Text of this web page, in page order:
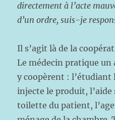
directement à l’acte
d’un ordre, suis-je
Il s’agit là de la
Le médecin pratique un
y coopèrent : l’étudiant
injecte le produit,
toilette du patient,